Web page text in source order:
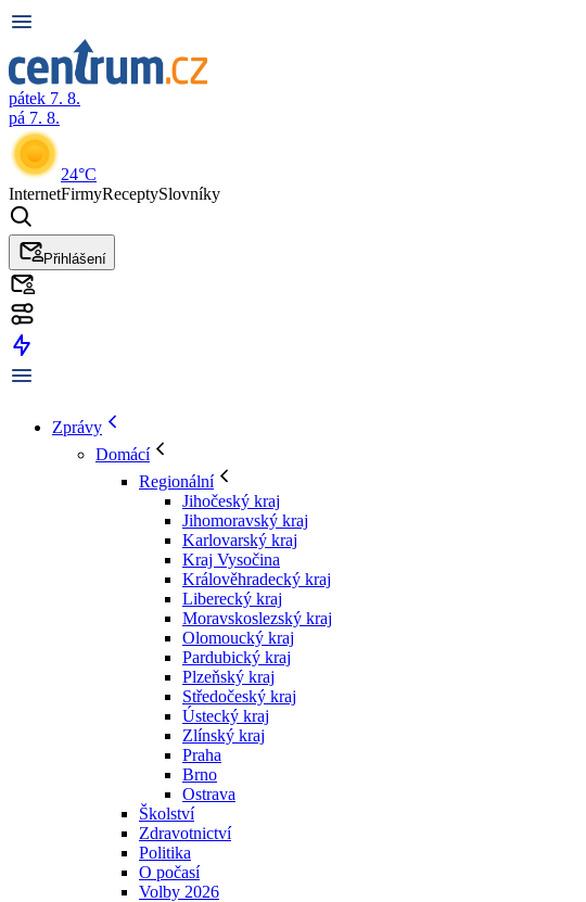
pátek 7. 8.
pá 7. 8.
24°C
InternetFirmyReceptySlovníky
Přihlášení
Zprávy
Domácí
Regionální
Jihočeský kraj
Jihomoravský kraj
Karlovarský kraj
Kraj Vysočina
Králověhradecký kraj
Liberecký kraj
Moravskoslezský kraj
Olomoucký kraj
Pardubický kraj
Plzeňský kraj
Středočeský kraj
Ústecký kraj
Zlínský kraj
Praha
Brno
Ostrava
Školství
Zdravotnictví
Politika
O počasí
Volby 2026